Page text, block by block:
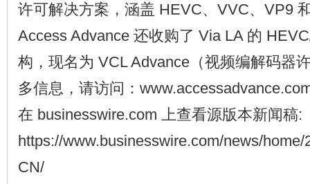
许可解决方案，涵盖 HEVC、VVC、VP9
Access Advance 还收购了 Via LA 的
构，现名为 VCL Advance（视频编解码器
多信息，请访问：
在 businesswire.com 上查看源版本新闻稿:
https://www.businesswire.com/news/
CN/